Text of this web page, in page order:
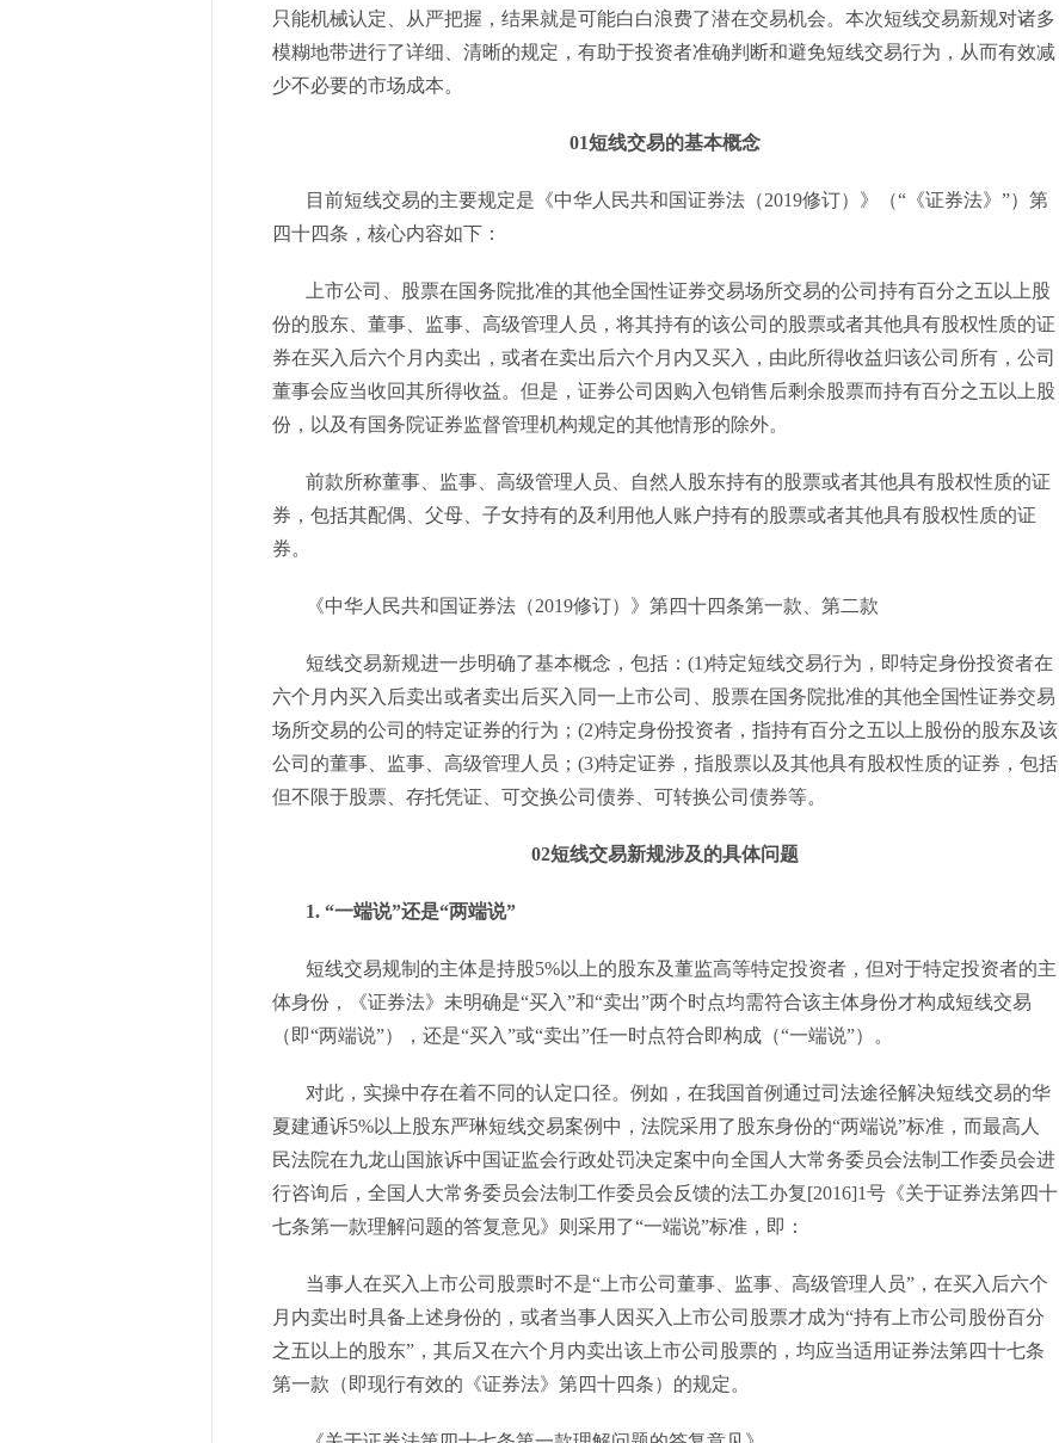
只能机械认定、从严把握，结果就是可能白白浪费了潜在交易机会。本次短线交易新规对诸多
模糊地带进行了详细、清晰的规定，有助于投资者准确判断和避免短线交易行为，从而有效减
少不必要的市场成本。
01短线交易的基本概念
目前短线交易的主要规定是《中华人民共和国证券法（2019修订）》（“《证券法》”）第
四十四条，核心内容如下：
上市公司、股票在国务院批准的其他全国性证券交易场所交易的公司持有百分之五以上股
份的股东、董事、监事、高级管理人员，将其持有的该公司的股票或者其他具有股权性质的证
券在买入后六个月内卖出，或者在卖出后六个月内又买入，由此所得收益归该公司所有，公司
董事会应当收回其所得收益。但是，证券公司因购入包销售后剩余股票而持有百分之五以上股
份，以及有国务院证券监督管理机构规定的其他情形的除外。
前款所称董事、监事、高级管理人员、自然人股东持有的股票或者其他具有股权性质的证
券，包括其配偶、父母、子女持有的及利用他人账户持有的股票或者其他具有股权性质的证
券。
《中华人民共和国证券法（2019修订）》第四十四条第一款、第二款
短线交易新规进一步明确了基本概念，包括：(1)特定短线交易行为，即特定身份投资者在
六个月内买入后卖出或者卖出后买入同一上市公司、股票在国务院批准的其他全国性证券交易
场所交易的公司的特定证券的行为；(2)特定身份投资者，指持有百分之五以上股份的股东及该
公司的董事、监事、高级管理人员；(3)特定证券，指股票以及其他具有股权性质的证券，包括
但不限于股票、存托凭证、可交换公司债券、可转换公司债券等。
02短线交易新规涉及的具体问题
1. “一端说”还是“两端说”
短线交易规制的主体是持股5%以上的股东及董监高等特定投资者，但对于特定投资者的主
体身份，《证券法》未明确是“买入”和“卖出”两个时点均需符合该主体身份才构成短线交易
（即“两端说”），还是“买入”或“卖出”任一时点符合即构成（“一端说”）。
对此，实操中存在着不同的认定口径。例如，在我国首例通过司法途径解决短线交易的华
夏建通诉5%以上股东严琳短线交易案例中，法院采用了股东身份的“两端说”标准，而最高人
民法院在九龙山国旅诉中国证监会行政处罚决定案中向全国人大常务委员会法制工作委员会进
行咨询后，全国人大常务委员会法制工作委员会反馈的法工办复[2016]1号《关于证券法第四十
七条第一款理解问题的答复意见》则采用了“一端说”标准，即：
当事人在买入上市公司股票时不是“上市公司董事、监事、高级管理人员”，在买入后六个
月内卖出时具备上述身份的，或者当事人因买入上市公司股票才成为“持有上市公司股份百分
之五以上的股东”，其后又在六个月内卖出该上市公司股票的，均应当适用证券法第四十七条
第一款（即现行有效的《证券法》第四十四条）的规定。